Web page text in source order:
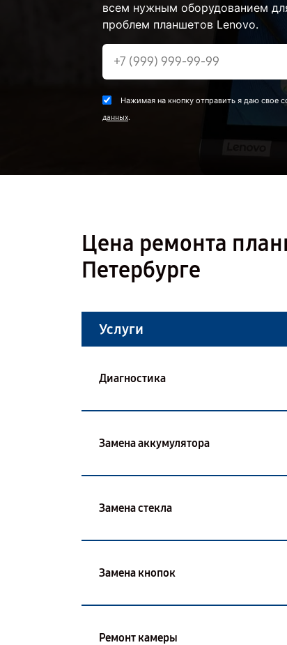
всем нужным оборудованием
проблем планшетов Lenovo.
Нажимая на кнопку отправить я даю свое
данных.
Цена ремонта
Петербурге
Услуги
Диагностика
Замена аккумулятора
Замена стекла
Замена кнопок
Ремонт камеры